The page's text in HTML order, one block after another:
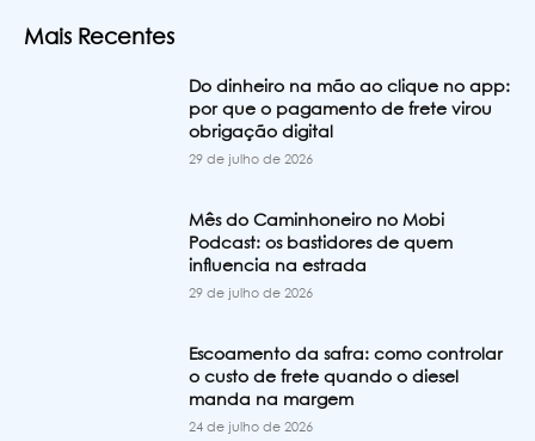
Mais Recentes
Do dinheiro na mão ao clique no app:
por que o pagamento de frete virou
obrigação digital
29 de julho de 2026
Mês do Caminhoneiro no Mobi
Podcast: os bastidores de quem
influencia na estrada
29 de julho de 2026
Escoamento da safra: como controlar
o custo de frete quando o diesel
manda na margem
24 de julho de 2026